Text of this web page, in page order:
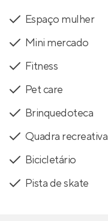
Espaço mulher
Mini mercado
Fitness
Pet care
Brinquedoteca
Quadra recreativa
Bicicletário
Pista de skate